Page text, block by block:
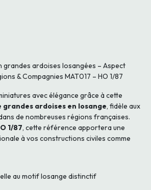
grandes ardoises losangées – Aspect
& Compagnies MAT017 – HO 1/87
avec élégance grâce à cette
grandes ardoises en losange, fidèle aux
de nombreuses régions françaises.
1/87, cette référence apportera une
à vos constructions civiles comme
au motif losange distinctif